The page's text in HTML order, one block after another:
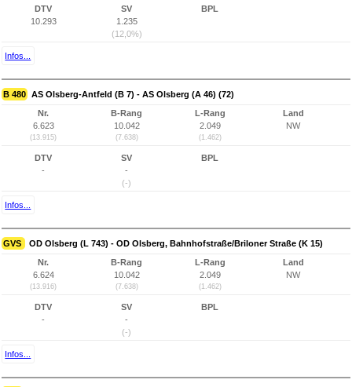
DTV
10.293
SV
1.235
(12,0%)
BPL
Infos...
B 480 AS Olsberg-Antfeld (B 7) - AS Olsberg (A 46) (72)
Nr.
6.623
(13.915)
B-Rang
10.042
(7.638)
L-Rang
2.049
(1.462)
Land
NW
DTV
-
SV
-
(-)
BPL
Infos...
GVS OD Olsberg (L 743) - OD Olsberg, Bahnhofstraße/Briloner Straße (K 15)
Nr.
6.624
(13.916)
B-Rang
10.042
(7.638)
L-Rang
2.049
(1.462)
Land
NW
DTV
-
SV
-
(-)
BPL
Infos...